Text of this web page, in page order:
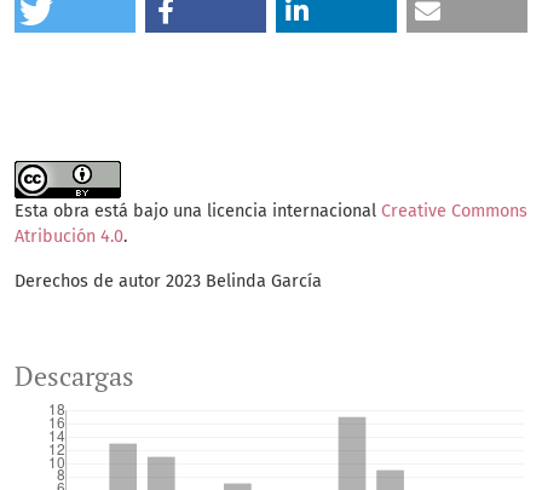
Esta obra está bajo una licencia internacional Creative Commons
Atribución 4.0.
Derechos de autor 2023 Belinda García
Descargas